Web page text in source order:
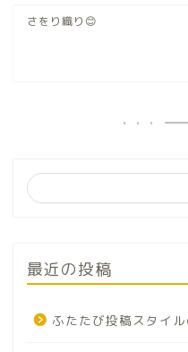
さをり織り😊
最近の投稿
ふたたび投稿スタイ